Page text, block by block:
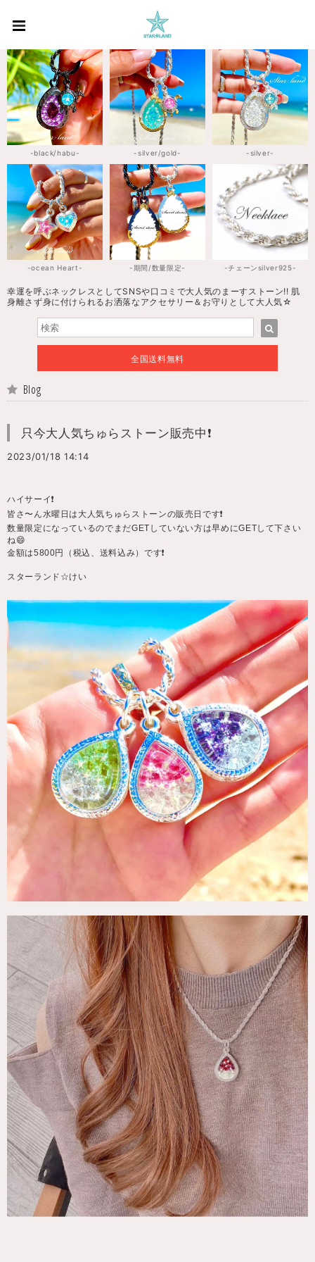
-black/habu- -silver/gold- -silver-
-ocean Heart- -期間/数量限定- -チェーンsilver925-
幸運を呼ぶネックレスとしてSNSや口コミで大人気のまーすストーン!! 肌
身離さず身に付けられるお洒落なアクセサリー＆お守りとして大人気☆
全国送料無料
Blog
只今大人気ちゅらストーン販売中❗️
2023/01/18 14:14
ハイサーイ❗️
皆さ〜ん水曜日は大人気ちゅらストーンの販売日です❗️
数量限定になっているのでまだGETしていない方は早めにGETして下さい
ね😄
金額は5800円（税込、送料込み）です❗️
スターランド☆けい